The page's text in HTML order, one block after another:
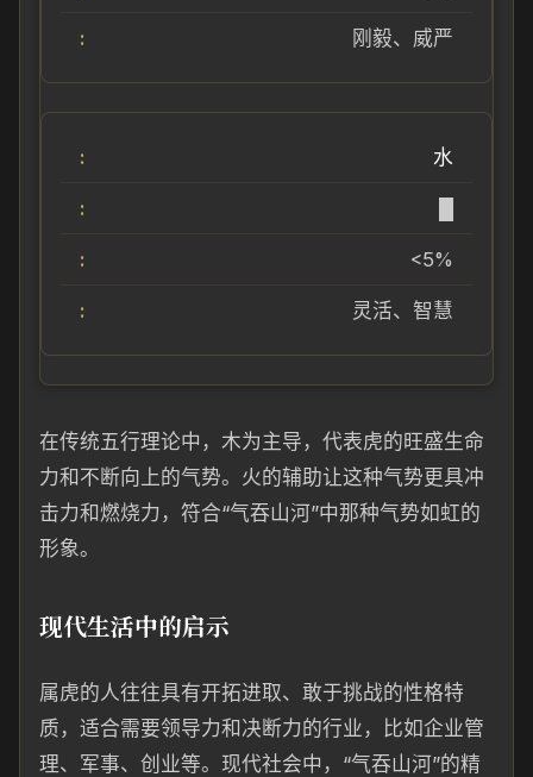
刚毅、威严
水
<5%
灵活、智慧
在传统五行理论中，木为主导，代表虎的旺盛生命
力和不断向上的气势。火的辅助让这种气势更具冲
击力和燃烧力，符合“气吞山河”中那种气势如虹的
形象。
现代生活中的启示
属虎的人往往具有开拓进取、敢于挑战的性格特
质，适合需要领导力和决断力的行业，比如企业管
理、军事、创业等。现代社会中，“气吞山河”的精